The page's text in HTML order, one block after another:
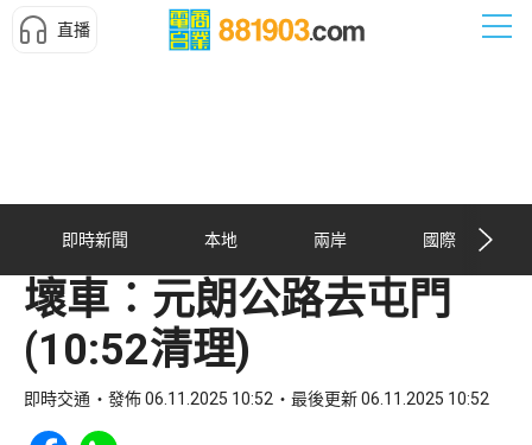
直播
即時新聞 本地 兩岸 國際
壞車︰元朗公路去屯門
(10:52清理)
即時交通 發佈 06.11.2025 10:52 最後更新 06.11.2025 10:52
Share to Facebook
Share to WhatsApp